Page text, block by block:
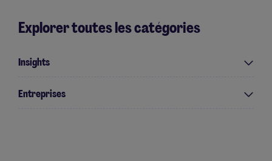
Explorer toutes les catégories
Insights
Entreprises